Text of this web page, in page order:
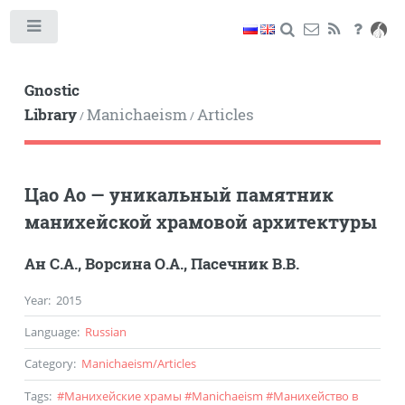
Gnostic
Library/Manichaeism/Articles
Цао Ао — уникальный памятник
манихейской храмовой архитектуры
Ан С.А.,Ворсина О.А.,Пасечник В.В.
Year: 2015
Language: Russian
Category: Manichaeism/Articles
Tags: #Манихейские храмы #Manichaeism #Манихейство в